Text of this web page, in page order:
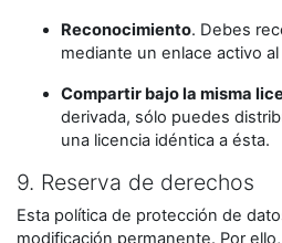
Reconocimiento. Debes
mediante un enlace activo
Compartir bajo la misma
derivada, sólo puedes
una licencia idéntica a ésta.
9. Reserva de derechos
Esta política de protección de
modificación permanente. Por